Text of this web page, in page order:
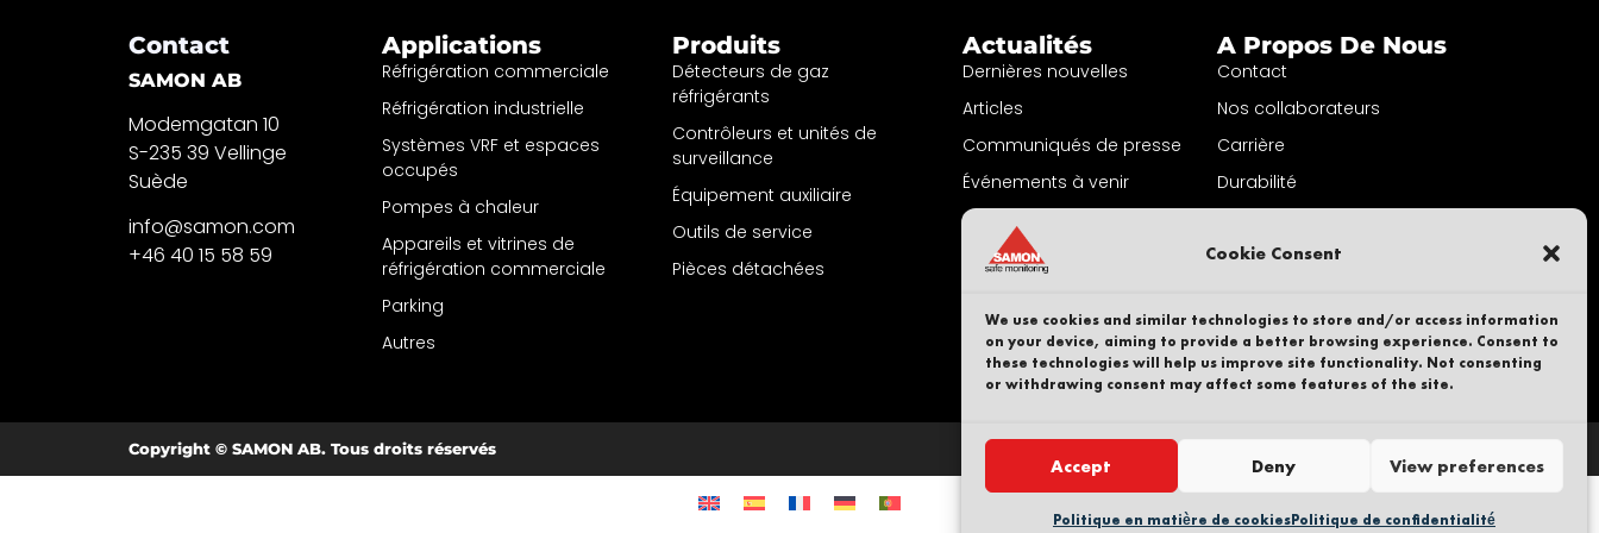
Cookie Consent
We use cookies and similar technologies to store and/or access information
on your device, aiming to provide a better browsing experience. Consent to
these technologies will help us improve site functionality. Not consenting
or withdrawing consent may affect some features of the site.
Accept Deny View preferences
Politique en matière de cookiesPolitique de confidentialité
Contact
SAMON AB
Modemgatan 10
S-235 39 Vellinge
Suède
info@samon.com
+46 40 15 58 59
Applications
Réfrigération commerciale
Réfrigération industrielle
Systèmes VRF et espaces
occupés
Pompes à chaleur
Appareils et vitrines de
réfrigération commerciale
Parking
Autres
Produits
Détecteurs de gaz
réfrigérants
Contrôleurs et unités de
surveillance
Équipement auxiliaire
Outils de service
Pièces détachées
Actualités
Dernières nouvelles
Articles
Communiqués de presse
Événements à venir
S'inscrire à la lettre
d'information
A Propos De Nous
Contact
Nos collaborateurs
Carrière
Durabilité
Politique de confidentialité
Copyright © SAMON AB. Tous droits réservés